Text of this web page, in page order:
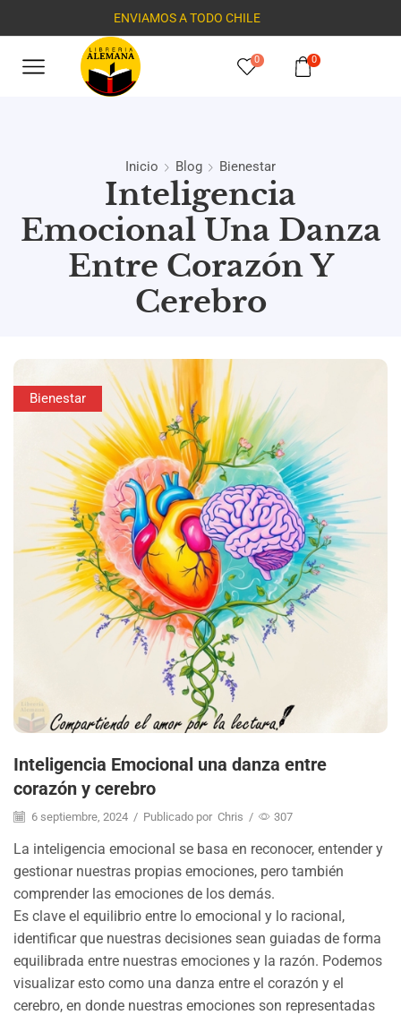
ENVIAMOS A TODO CHILE
0 0
Inicio Blog Bienestar
Inteligencia
Emocional Una Danza
Entre Corazón Y
Cerebro
Bienestar
Inteligencia Emocional una danza entre
corazón y cerebro
6 septiembre, 2024 / Publicado por Chris / 307
La inteligencia emocional se basa en reconocer, entender y
gestionar nuestras propias emociones, pero también
comprender las emociones de los demás.
Es clave el equilibrio entre lo emocional y lo racional,
identificar que nuestras decisiones sean guiadas de forma
equilibrada entre nuestras emociones y la razón. Podemos
visualizar esto como una danza entre el corazón y el
cerebro, en donde nuestras emociones son representadas